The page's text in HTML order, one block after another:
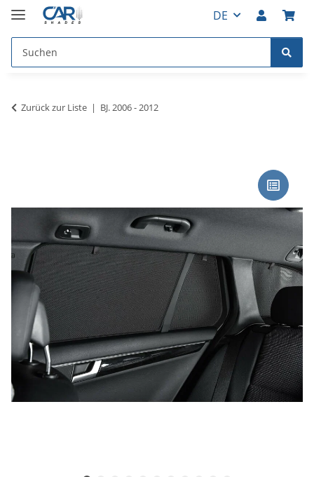
DE
Zurück zur Liste BJ. 2006 - 2012